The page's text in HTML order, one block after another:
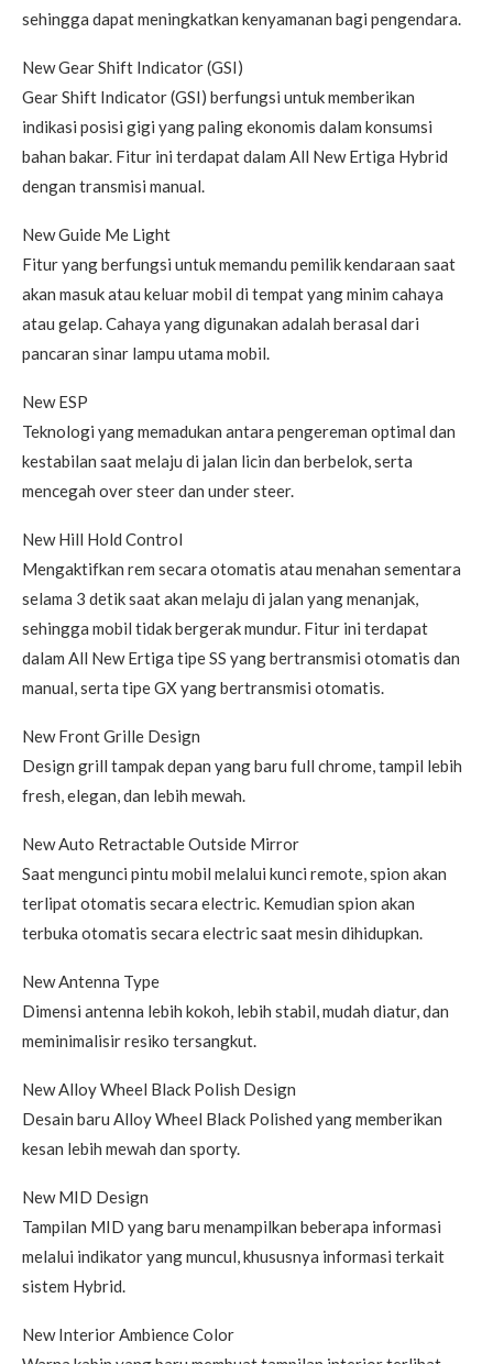
sehingga dapat meningkatkan kenyamanan bagi pengendara.
New Gear Shift Indicator (GSI)
Gear Shift Indicator (GSI) berfungsi untuk memberikan
indikasi posisi gigi yang paling ekonomis dalam konsumsi
bahan bakar. Fitur ini terdapat dalam All New Ertiga Hybrid
dengan transmisi manual.
New Guide Me Light
Fitur yang berfungsi untuk memandu pemilik kendaraan saat
akan masuk atau keluar mobil di tempat yang minim cahaya
atau gelap. Cahaya yang digunakan adalah berasal dari
pancaran sinar lampu utama mobil.
New ESP
Teknologi yang memadukan antara pengereman optimal dan
kestabilan saat melaju di jalan licin dan berbelok, serta
mencegah over steer dan under steer.
New Hill Hold Control
Mengaktifkan rem secara otomatis atau menahan sementara
selama 3 detik saat akan melaju di jalan yang menanjak,
sehingga mobil tidak bergerak mundur. Fitur ini terdapat
dalam All New Ertiga tipe SS yang bertransmisi otomatis dan
manual, serta tipe GX yang bertransmisi otomatis.
New Front Grille Design
Design grill tampak depan yang baru full chrome, tampil lebih
fresh, elegan, dan lebih mewah.
New Auto Retractable Outside Mirror
Saat mengunci pintu mobil melalui kunci remote, spion akan
terlipat otomatis secara electric. Kemudian spion akan
terbuka otomatis secara electric saat mesin dihidupkan.
New Antenna Type
Dimensi antenna lebih kokoh, lebih stabil, mudah diatur, dan
meminimalisir resiko tersangkut.
New Alloy Wheel Black Polish Design
Desain baru Alloy Wheel Black Polished yang memberikan
kesan lebih mewah dan sporty.
New MID Design
Tampilan MID yang baru menampilkan beberapa informasi
melalui indikator yang muncul, khususnya informasi terkait
sistem Hybrid.
New Interior Ambience Color